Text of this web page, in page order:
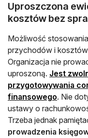
Uproszczona
kosztów bez
Możliwość
przychodów i kosztów
Organizacja nie
uproszoną. Jest
przygotowywania
finansowegootwiera
. Nie
ustawy o
Trzeba jednak
prowadzenia